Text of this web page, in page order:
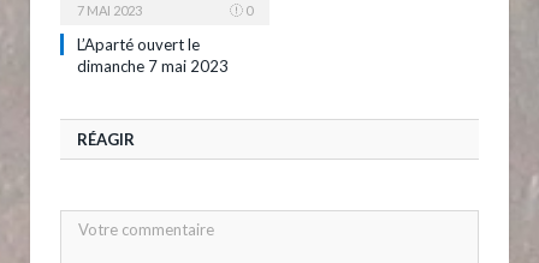
7 MAI 2023 0
L’Aparté ouvert le
dimanche 7 mai 2023
RÉAGIR